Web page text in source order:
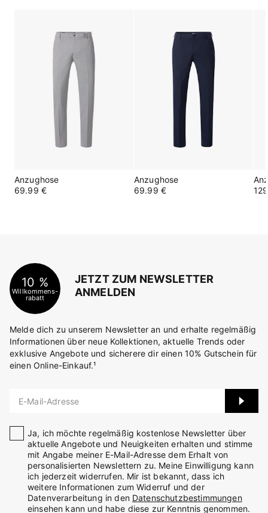
Anzughose
69.99 €
Anzughose
69.99 €
10 %
Willkommens-
rabatt
JETZT ZUM NEWSLETTER
ANMELDEN
Melde dich zu unserem Newsletter an und erhalte regelmäßig
Informationen über neue Kollektionen, aktuelle Trends oder
exklusive Angebote und sicherere dir einen 10% Gutschein für
einen Online-Einkauf.¹
E-Mail-Adresse
Ja, ich möchte regelmäßig kostenlose Newsletter über
aktuelle Angebote und Neuigkeiten erhalten und stimme
mit Angabe meiner E-Mail-Adresse dem Erhalt von
personalisierten Newslettern zu. Meine Einwilligung kann
ich jederzeit widerrufen. Mir ist bekannt, dass ich
weitere Informationen zum Widerruf und der
Datenverarbeitung in den Datenschutzbestimmungen
einsehen kann und habe diese zur Kenntnis genommen.